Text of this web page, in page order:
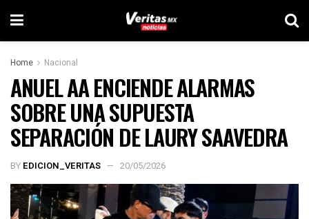
Home Nacional
ANUEL AA ENCIENDE ALARMAS
SOBRE UNA SUPUESTA
SEPARACIÓN DE LAURY SAAVEDRA
BY EDICION_VERITAS 20/05/2026